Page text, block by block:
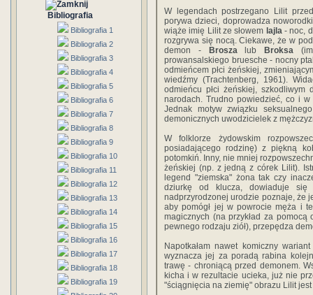
Bibliografia
Bibliografia 1
Bibliografia 2
Bibliografia 3
Bibliografia 4
Bibliografia 5
Bibliografia 6
Bibliografia 7
Bibliografia 8
Bibliografia 9
Bibliografia 10
Bibliografia 11
Bibliografia 12
Bibliografia 13
Bibliografia 14
Bibliografia 15
Bibliografia 16
Bibliografia 17
Bibliografia 18
Bibliografia 19
W legendach postrzegano Lilit
porywa dzieci, doprowadza
wiąże imię Lilit ze słowem lajla- noc,
rozgrywa się nocą. Ciekawe, że w
demon -
Broszalub Broksa
prowansalskiego bruesche - nocny
odmieńcem płci żeńskiej,
wiedźmy (Trachtenberg, 1961).
odmieńcu płci żeńskiej, szkodliwym
narodach. Trudno powiedzieć, co i w
Jednak motyw związku
demonicznych uwodzicielek z
W folklorze żydowskim
posiadającego rodzinę) z piękną
potomkiń. Inny, nie mniej
żeńskiej (np. z jedną z córek Lilit).
legend "ziemska" żona tak czy
dziurkę od klucza, dowiaduje
nadprzyrodzonej urodzie poznaje, że
aby pomógł jej w powrocie męża i
magicznych (na przykład za
pewnego rodzaju ziół), przepędza
Napotkałam nawet komiczny
wyznacza jej za poradą rabina
trawę - chroniącą przed demonem.
kicha i w rezultacie ucieka, już nie
"ściągnięcia na ziemię" obrazu Lilit